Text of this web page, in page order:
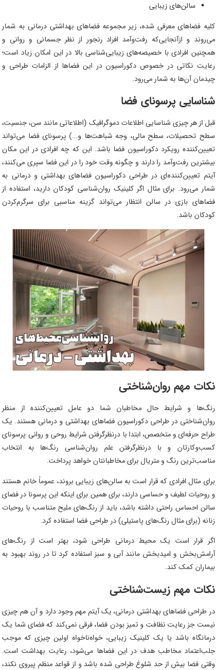
سالن‌های زیبایی
کلیه فضاهای معرفی شده، زیر مجموعه فضاهای بهداشتی درمانی به شمار
می‌روند و ازآنجایی‌که رفت‌وآمد افراد رنجور از نظر جسمانی و روانی و
همچنین افرادی با خصیصه‌های زیبایی‌شناسی بالا در این امکان زیاد است؛
رعایت نکاتی در خصوص دکوراسیون در این فضاها از الزامات طراحی و
چیدمان آن‌ها به شمار می‌رود.
شناسایی پرسونای فضا
قبل از هر چیزی شناسایی اطلاعات دموگرافیک (اطلاعاتی مانند سن، جنسیت،
سطح تحصیلات، سطح مالی، وجه شباهت‌ها و...) پرسونای فضا می‌تواند
تعیین‌کننده رویکرد دکوراسیون فضا باشد. این که چه افرادی در این مکان
بیشترین رفت‌وآمد را دارند و چگونه وقت خود را در این فضا سپری می‌کنند،
آیتم تعیین‌کننده‌ای در طراحی دکوراسیون فضاهای بهداشتی و درمانی به
شمار می‌رود. برای مثال اگر کلینیک روان‌شناسی کودکان دارید، استفاده از
فضاهای بازی در سالن انتظار می‌تواند گزینه مناسبی برای سرگرم‌کردن
کودکان باشد.
نکات مهم روان‌شناختی
رنگ‌ها و شرایط حال مخاطبان شما دو عامل تعیین‌کننده از منظر
روان‌شناختی در طراحی دکوراسیون فضاهای بهداشتی و درمانی هستند. یک
طراح حرفه‌ای و متخصص، ابتدا با درنظرگرفتن شرایط روحی و روانی پرسونای
کسب‌وکارتان و با درنظرگرفتن علم روان‌شناسی رنگ‌ها به انتخاب
مناسب‌ترین رنگ و متریال برای مخاطبانتان خواهد پرداخت.
برای مثال افرادی که قرار است به سالن‌های زیبایی بروند، عموماً خانم هستند
و روحیات لطیف و حساسی دارند، برای همین برای اینکه این پرسونا در فضای
سالن احساس راحتی داشته باشد، باید از رنگ‌های ملیح متناسب با روحیات
زنانه (برای مثال رنگ‌های پاستیلی) در طراحی فضا استفاده کرد.
اگر قرار است یک محیط درمانی طراحی شود، بهتر است از رنگ‌های
آرامش‌بخش و امیدبخش مانند آبی و سبز استفاده کرد تا در روند بهبود به
بیماران کمک کند.
نکات مهم زیست‌شناختی
در طراحی فضاهای بهداشتی درمانی، یک آیتم مهم وجود دارد و آن هم چیزی
نیست جز رعایت نظافت و تمیز بودن فضا، فرقی نمی‌کند که فضای شما یک
درمانگاه باشد یا یک کلینیک زیبایی، خواه‌ناخواه اولین چیزی که موجب
جلب‌اعتماد مخاطب هدف در این فضاها می‌شود، رعایت بهداشت است.
وقتی فضا بیش از حد شلوغ طراحی شده باشد و از قواعد منظم پیروی نکند،